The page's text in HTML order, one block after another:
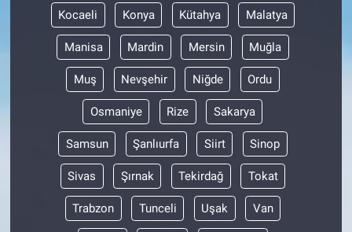
Kocaeli Konya Kütahya Malatya
Manisa Mardin Mersin Muğla
Muş Nevşehir Niğde Ordu
Osmaniye Rize Sakarya
Samsun Şanlıurfa Siirt Sinop
Sivas Şırnak Tekirdağ Tokat
Trabzon Tunceli Uşak Van